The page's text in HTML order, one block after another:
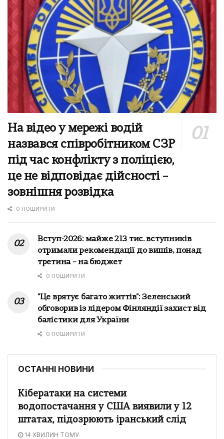
На відео у мережі водій
назвався співробітником СЗР
під час конфлікту з поліцією,
це не відповідає дійсності –
зовнішня розвідка
0 ПОШИРИТИ
Вступ-2026: майже 213 тис. вступників
отримали рекомендації до вишів, понад
третина – на бюджет
0 ПОШИРИТИ
"Це врятує багато життів": Зеленський
обговорив із лідером Фінляндії захист від
балістики для України
0 ПОШИРИТИ
ОСТАННІ НОВИНИ
Кібератаки на системи
водопостачання у США виявили у 12
штатах, підозрюють іранський слід
14 ХВИЛИН ТОМУ